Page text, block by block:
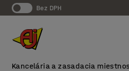
Bez DPH
Kancelária a zasadacia